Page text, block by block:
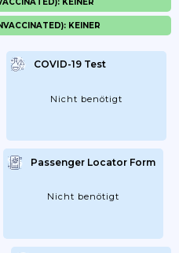
COVID-19 Test
Nicht benötigt
Passenger Locator Form
Nicht benötigt
KEINER